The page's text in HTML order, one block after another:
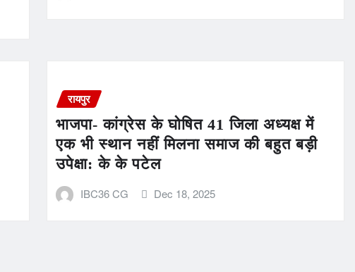
रायपुर
भाजपा- कांग्रेस के घोषित 41 जिला अध्यक्ष में
एक भी स्थान नहीं मिलना समाज की बहुत बड़ी
उपेक्षा: के के पटेल
IBC36 CG Dec 18, 2025